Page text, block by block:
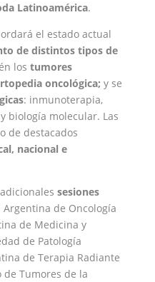
Latinoamérica.
el estado actual
de distintos tipos de
los tumores
oncológica; y se
: inmunoterapia,
biología molecular. Las
de destacados
nacional e
sesiones
de Oncología
de Medicina y
de Patología
de Terapia Radiante
de Tumores de la